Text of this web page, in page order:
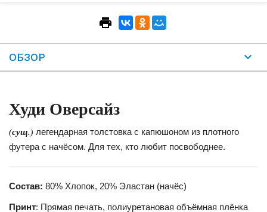
ОБЗОР
ХудиОверсайз
(сущ.) легендарная толстовка с капюшоном из плотного
футера с начёсом. Для тех, кто любит посвободнее.
Состав: 80% Хлопок, 20% Эластан (начёс)
Принт: Прямая печать, полиуретановая объёмная плёнка